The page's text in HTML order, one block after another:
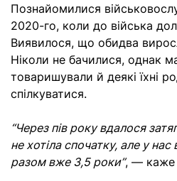
Познайомилися
2020-го, коли до війська
Виявилося, що обидва
Ніколи не бачилися, однак
товаришували й деякі їхні
спілкуватися.
“Через пів року вдалося
не хотіла спочатку, але у
разом вже 3,5 роки”, — каже